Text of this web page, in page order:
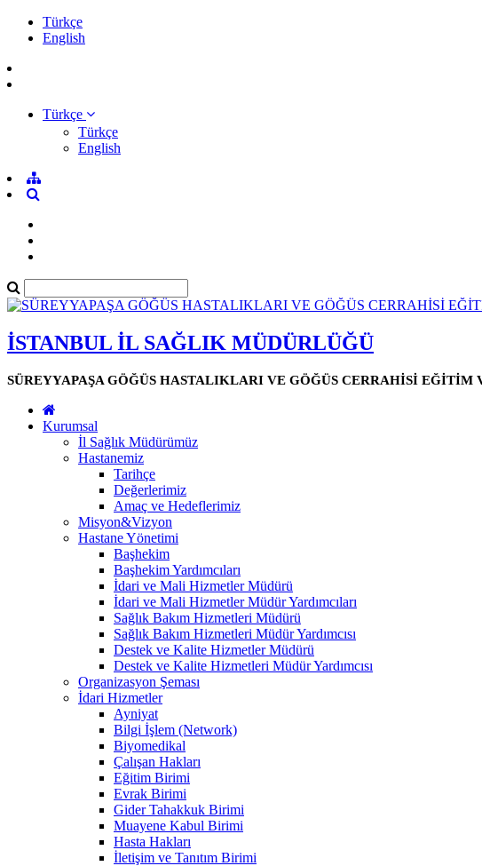
Türkçe
English
Türkçe
Türkçe
English
İSTANBUL İL SAĞLIK MÜDÜRLÜĞÜ
SÜREYYAPAŞA GÖĞÜS HASTALIKLARI VE GÖĞÜS CERRAHİSİ EĞİTİM
Kurumsal
İl Sağlık Müdürümüz
Hastanemiz
Tarihçe
Değerlerimiz
Amaç ve Hedeflerimiz
Misyon&Vizyon
Hastane Yönetimi
Başhekim
Başhekim Yardımcıları
İdari ve Mali Hizmetler Müdürü
İdari ve Mali Hizmetler Müdür Yardımcıları
Sağlık Bakım Hizmetleri Müdürü
Sağlık Bakım Hizmetleri Müdür Yardımcısı
Destek ve Kalite Hizmetler Müdürü
Destek ve Kalite Hizmetleri Müdür Yardımcısı
Organizasyon Şeması
İdari Hizmetler
Ayniyat
Bilgi İşlem (Network)
Biyomedikal
Çalışan Hakları
Eğitim Birimi
Evrak Birimi
Gider Tahakkuk Birimi
Muayene Kabul Birimi
Hasta Hakları
İletişim ve Tanıtım Birimi